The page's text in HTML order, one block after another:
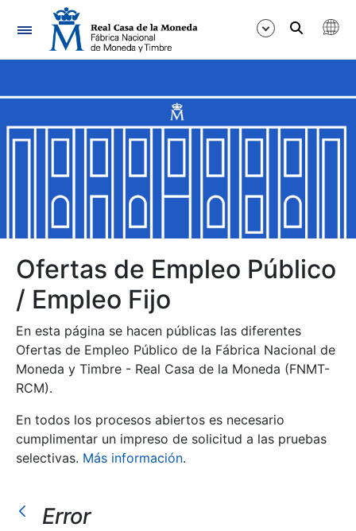
Navegación
Mostrar/Ocultar
Mostrar/Ocultar
Mostrar/Ocultar
Mostrar/Ocultar
Mostrar/Ocultar
Ofertas de Empleo Público
/ Empleo Fijo
En esta página se hacen públicas las diferentes
Ofertas de Empleo Público de la Fábrica Nacional de
Moneda y Timbre - Real Casa de la Moneda (FNMT-
RCM).
En todos los procesos abiertos es necesario
cumplimentar un impreso de solicitud a las pruebas
selectivas. Más información.
Error